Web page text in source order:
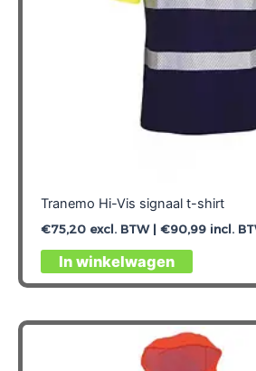
Tranemo Hi-Vis signaal t-shirt
€75,20excl. BTW | €90,99incl.
In winkelwagen
Dit
product
meerdere
variaties.
Deze